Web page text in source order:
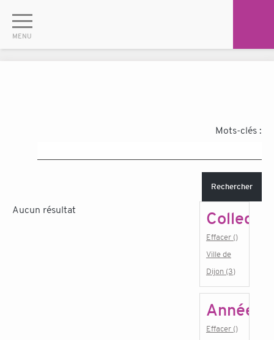
Mots-clés :
Rechercher
Aucun résultat
Effacer ()
Ville de
Dijon (3)
Année
Effacer ()